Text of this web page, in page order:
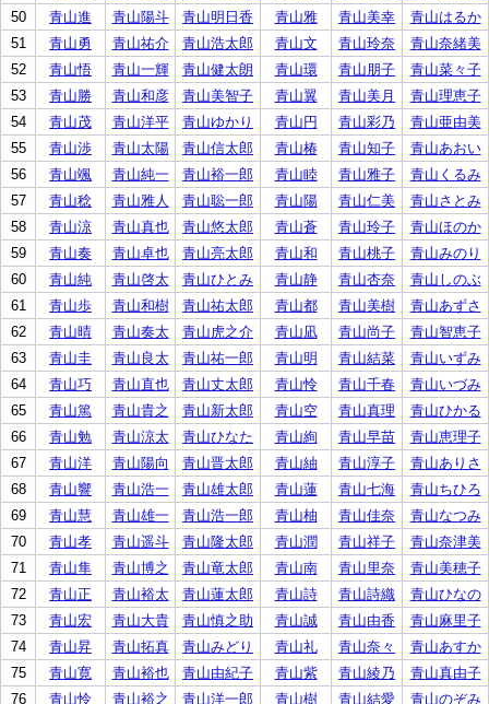
50
青山進 青山陽斗 青山明日香 青山雅 青山美幸
青山はるか
51
青山勇 青山祐介 青山浩太郎 青山文 青山玲奈
青山奈緒美
52
青山悟 青山一輝 青山健太朗 青山環 青山朋子
青山菜々子
53
青山勝 青山和彦 青山美智子 青山翼 青山美月
青山理恵子
54
青山茂 青山洋平 青山ゆかり 青山円 青山彩乃
青山亜由美
55
青山渉 青山太陽 青山信太郎 青山椿 青山知子
青山あおい
56
青山颯 青山純一 青山裕一郎 青山睦 青山雅子
青山くるみ
57
青山稔 青山雅人 青山聡一郎 青山陽 青山仁美
青山さとみ
58
青山涼 青山真也 青山悠太郎 青山蒼 青山玲子
青山ほのか
59
青山奏 青山卓也 青山亮太郎 青山和 青山桃子
青山みのり
60
青山純 青山啓太 青山ひとみ 青山静 青山杏奈
青山しのぶ
61
青山歩 青山和樹 青山祐太郎 青山都 青山美樹
青山あずさ
62
青山晴 青山奏太 青山虎之介 青山凪 青山尚子
青山智恵子
63
青山圭 青山良太 青山祐一郎 青山明 青山結菜
青山いずみ
64
青山巧 青山直也 青山丈太郎 青山怜 青山千春
青山いづみ
65
青山篤 青山貴之 青山新太郎 青山空 青山真理
青山ひかる
66
青山勉 青山涼太 青山ひなた 青山絢 青山早苗
青山恵理子
67
青山洋 青山陽向 青山晋太郎 青山紬 青山淳子
青山ありさ
68
青山響 青山浩一 青山雄太郎 青山蓮 青山七海
青山ちひろ
69
青山慧 青山雄一 青山浩一郎 青山柚 青山佳奈
青山なつみ
70
青山孝 青山遥斗 青山隆太郎 青山潤 青山祥子
青山奈津美
71
青山隼 青山博之 青山竜太郎 青山南 青山里奈
青山美穂子
72
青山正 青山裕太 青山蓮太郎 青山詩 青山詩織
青山ひなの
73
青山宏 青山大貴 青山慎之助 青山誠 青山由香
青山麻里子
74
青山昇 青山拓真 青山みどり 青山礼 青山奈々
青山あすか
75
青山寛 青山裕也 青山由紀子 青山紫 青山綾乃
青山真由子
76
青山怜 青山裕之 青山洋一郎 青山樹 青山結愛 青山のぞみ